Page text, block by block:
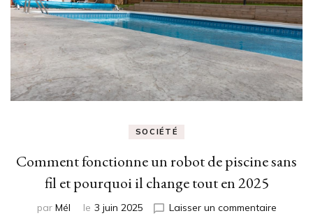
SOCIÉTÉ
Comment fonctionne un robot de piscine sans
fil et pourquoi il change tout en 2025
par Mél le 3 juin 2025 Laisser un commentairesur